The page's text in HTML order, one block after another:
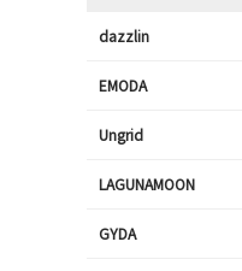
dazzlin
EMODA
Ungrid
LAGUNAMOON
GYDA